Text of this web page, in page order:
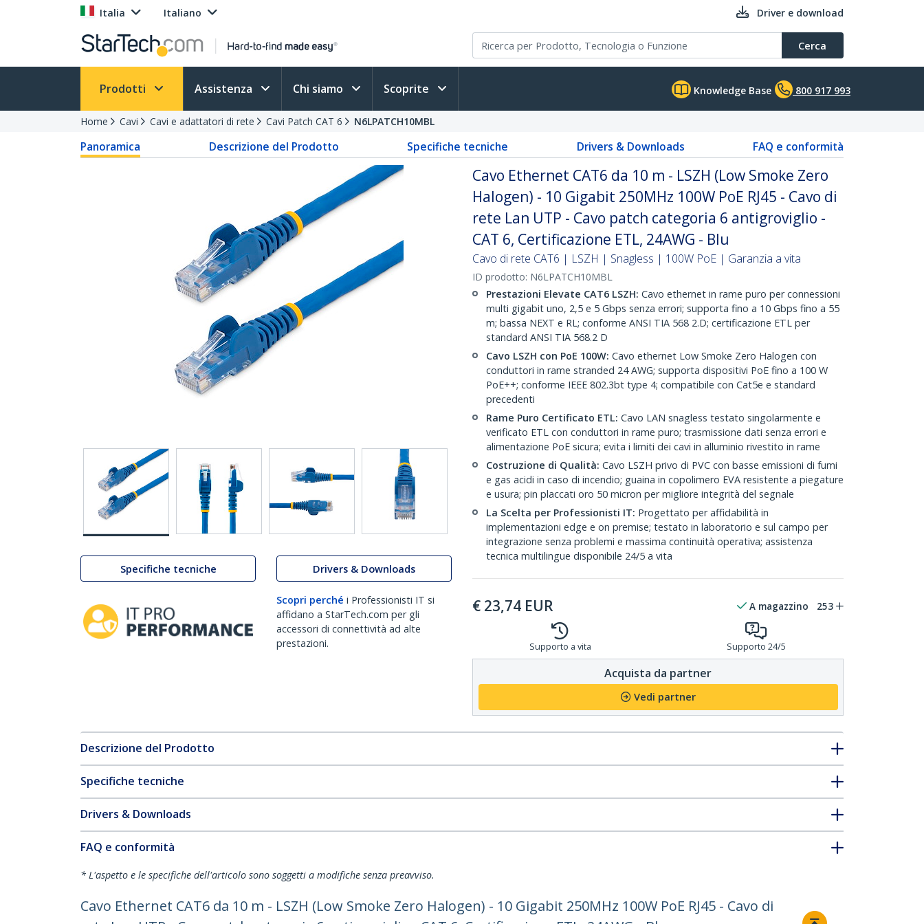
Italia Italiano Driver e download
Cerca
Prodotti Assistenza Chi siamo Scoprite Knowledge Base 800 917 993
Home Cavi Cavi e adattatori di rete Cavi Patch CAT 6 N6LPATCH10MBL
Panoramica Descrizione del Prodotto Specifiche tecniche Drivers & Downloads FAQ e conformità
Specifiche tecniche Drivers & Downloads
Scopri perché i Professionisti IT si
affidano a StarTech.com per gli
accessori di connettività ad alte
prestazioni.
Cavo Ethernet CAT6 da 10 m - LSZH (Low Smoke Zero
Halogen) - 10 Gigabit 250MHz 100W PoE RJ45 - Cavo di
rete Lan UTP - Cavo patch categoria 6 antigroviglio -
CAT 6, Certificazione ETL, 24AWG - Blu
Cavo di rete CAT6 | LSZH | Snagless | 100W PoE | Garanzia a vita
ID prodotto: N6LPATCH10MBL
Prestazioni Elevate CAT6 LSZH: Cavo ethernet in rame puro per connessioni
multi gigabit uno, 2,5 e 5 Gbps senza errori; supporta fino a 10 Gbps fino a 55
m; bassa NEXT e RL; conforme ANSI TIA 568 2.D; certificazione ETL per
standard ANSI TIA 568.2 D
Cavo LSZH con PoE 100W: Cavo ethernet Low Smoke Zero Halogen con
conduttori in rame stranded 24 AWG; supporta dispositivi PoE fino a 100 W
PoE++; conforme IEEE 802.3bt type 4; compatibile con Cat5e e standard
precedenti
Rame Puro Certificato ETL: Cavo LAN snagless testato singolarmente e
verificato ETL con conduttori in rame puro; trasmissione dati senza errori e
alimentazione PoE sicura; evita i limiti dei cavi in alluminio rivestito in rame
Costruzione di Qualità: Cavo LSZH privo di PVC con basse emissioni di fumi
e gas acidi in caso di incendio; guaina in copolimero EVA resistente a piegature
e usura; pin placcati oro 50 micron per migliore integrità del segnale
La Scelta per Professionisti IT: Progettato per affidabilità in
implementazioni edge e on premise; testato in laboratorio e sul campo per
integrazione senza problemi e massima continuità operativa; assistenza
tecnica multilingue disponibile 24/5 a vita
€ 23,74 EUR A magazzino 253
Supporto a vita Supporto 24/5
Acquista da partner
Vedi partner
Descrizione del Prodotto
Specifiche tecniche
Drivers & Downloads
FAQ e conformità
* L'aspetto e le specifiche dell'articolo sono soggetti a modifiche senza preavviso.
Cavo Ethernet CAT6 da 10 m - LSZH (Low Smoke Zero Halogen) - 10 Gigabit 250MHz 100W PoE RJ45 - Cavo di